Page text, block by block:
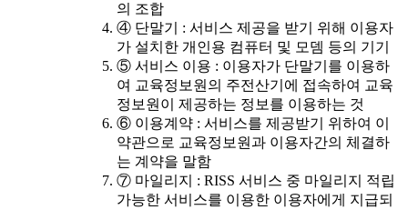
의 조합
④ 단말기 : 서비스 제공을 받기 위해 이용자
가 설치한 개인용 컴퓨터 및 모뎀 등의 기기
⑤ 서비스 이용 : 이용자가 단말기를 이용하
여 교육정보원의 주전산기에 접속하여 교육
정보원이 제공하는 정보를 이용하는 것
⑥ 이용계약 : 서비스를 제공받기 위하여 이
약관으로 교육정보원과 이용자간의 체결하
는 계약을 말함
⑦ 마일리지 : RISS 서비스 중 마일리지 적립
가능한 서비스를 이용한 이용자에게 지급되